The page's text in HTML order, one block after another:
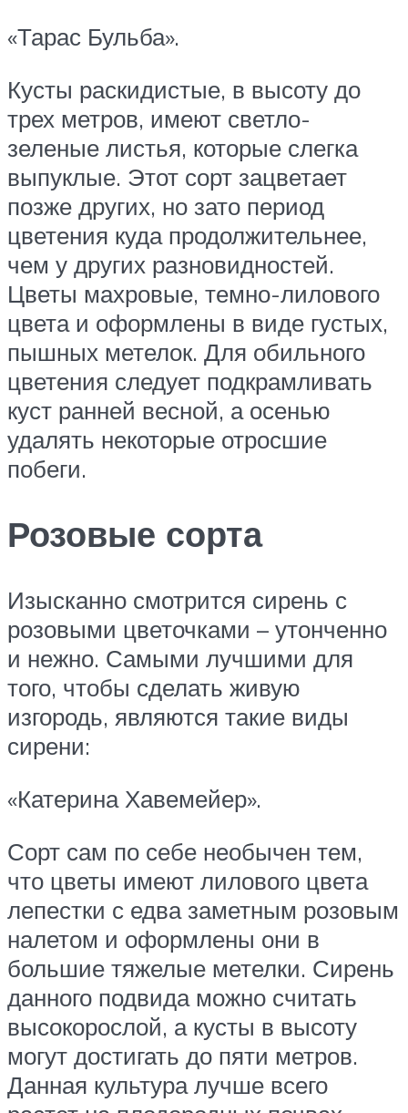
«Тарас Бульба».
Кусты раскидистые, в высоту до
трех метров, имеют светло-
зеленые листья, которые слегка
выпуклые. Этот сорт зацветает
позже других, но зато период
цветения куда продолжительнее,
чем у других разновидностей.
Цветы махровые, темно-лилового
цвета и оформлены в виде густых,
пышных метелок. Для обильного
цветения следует подкрамливать
куст ранней весной, а осенью
удалять некоторые отросшие
побеги.
Розовые сорта
Изысканно смотрится сирень с
розовыми цветочками – утонченно
и нежно. Самыми лучшими для
того, чтобы сделать живую
изгородь, являются такие виды
сирени:
«Катерина Хавемейер».
Сорт сам по себе необычен тем,
что цветы имеют лилового цвета
лепестки с едва заметным розовым
налетом и оформлены они в
большие тяжелые метелки. Сирень
данного подвида можно считать
высокорослой, а кусты в высоту
могут достигать до пяти метров.
Данная культура лучше всего